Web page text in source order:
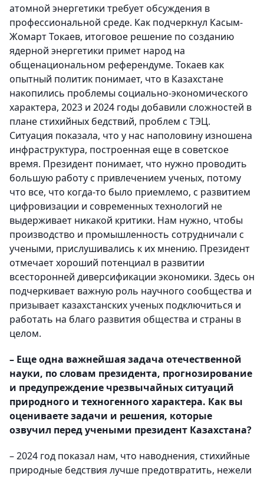
атомной энергетики требует обсуждения в
профессиональной среде. Как подчеркнул Касым-
Жомарт Токаев, итоговое решение по созданию
ядерной энергетики примет народ на
общенациональном референдуме. Токаев как
опытный политик понимает, что в Казахстане
накопились проблемы социально-экономического
характера, 2023 и 2024 годы добавили сложностей в
плане стихийных бедствий, проблем с ТЭЦ.
Ситуация показала, что у нас наполовину изношена
инфраструктура, построенная еще в советское
время. Президент понимает, что нужно проводить
большую работу с привлечением ученых, потому
что все, что когда-то было приемлемо, с развитием
цифровизации и современных технологий не
выдерживает никакой критики. Нам нужно, чтобы
производство и промышленность сотрудничали с
учеными, прислушивались к их мнению. Президент
отмечает хороший потенциал в развитии
всесторонней диверсификации экономики. Здесь он
подчеркивает важную роль научного сообщества и
призывает казахстанских ученых подключиться и
работать на благо развития общества и страны в
целом.
– Еще одна важнейшая задача отечественной
науки, по словам президента, прогнозирование
и предупреждение чрезвычайных ситуаций
природного и техногенного характера. Как вы
оцениваете задачи и решения, которые
озвучил перед учеными президент Казахстана?
– 2024 год показал нам, что наводнения, стихийные
природные бедствия лучше предотвратить, нежели